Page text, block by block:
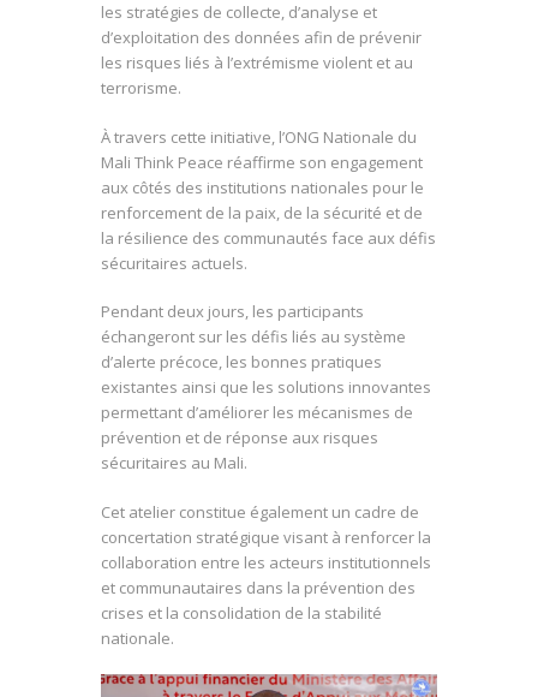
les stratégies de collecte, d’analyse et
d’exploitation des données afin de prévenir
les risques liés à l’extrémisme violent et au
terrorisme.
À travers cette initiative, l’ONG Nationale du
Mali Think Peace réaffirme son engagement
aux côtés des institutions nationales pour le
renforcement de la paix, de la sécurité et de
la résilience des communautés face aux défis
sécuritaires actuels.
Pendant deux jours, les participants
échangeront sur les défis liés au système
d’alerte précoce, les bonnes pratiques
existantes ainsi que les solutions innovantes
permettant d’améliorer les mécanismes de
prévention et de réponse aux risques
sécuritaires au Mali.
Cet atelier constitue également un cadre de
concertation stratégique visant à renforcer la
collaboration entre les acteurs institutionnels
et communautaires dans la prévention des
crises et la consolidation de la stabilité
nationale.